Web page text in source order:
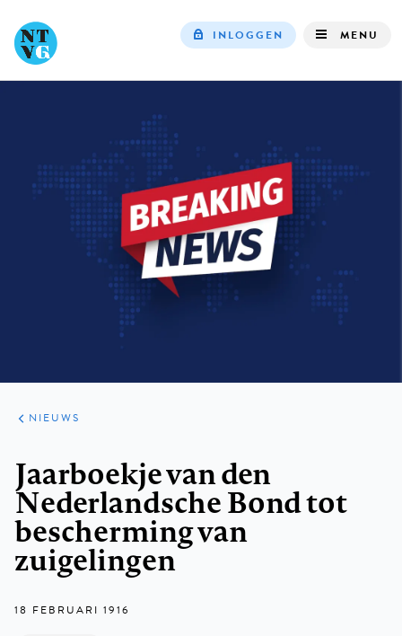
INLOGGEN MENU
ARTIKELEN
HET
KORT
NIEUWS
Jaarboekje van den
Nederlandsche Bond tot
bescherming van
zuigelingen
18 FEBRUARI 1916